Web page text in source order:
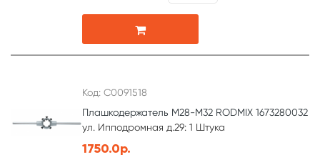
Код: С0091518
Плашкодержатель М28-М32 RODMIX 1673280032
ул. Ипподромная д.29: 1 Штука
1750.0р.